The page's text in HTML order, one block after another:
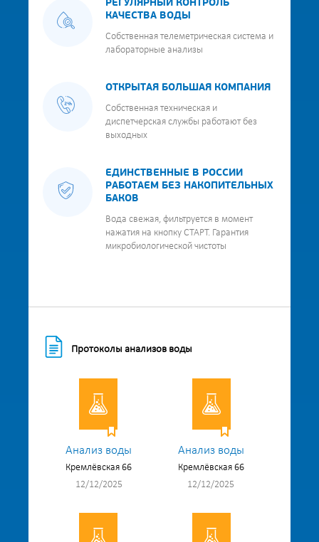
РЕГУЛЯРНЫЙ КОНТРОЛЬ
КАЧЕСТВА ВОДЫ
Собственная телеметрическая система и
лабораторные анализы
ОТКРЫТАЯ БОЛЬШАЯ КОМПАНИЯ
Собственная техническая и
диспетчерская службы работают без
выходных
ЕДИНСТВЕННЫЕ В РОССИИ
РАБОТАЕМ БЕЗ НАКОПИТЕЛЬНЫХ
БАКОВ
Вода свежая, фильтруется в момент
нажатия на кнопку СТАРТ. Гарантия
микробиологической чистоты
Протоколы анализов воды
Анализ воды
Кремлёвская 66
12/12/2025
Анализ воды
Кремлёвская 66
12/12/2025